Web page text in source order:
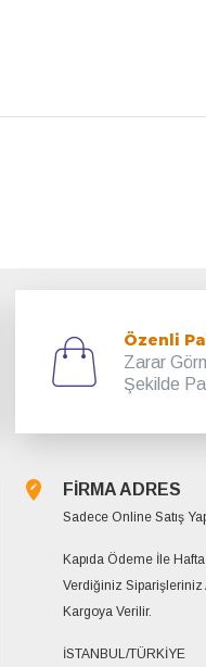
Özenli
Zarar
Şekilde
FİRMA ADRES
Sadece Online Satış
Kapıda Ödeme İle
Verdiğiniz Siparişleriniz
Kargoya Verilir.
İSTANBUL/TÜRKİYE